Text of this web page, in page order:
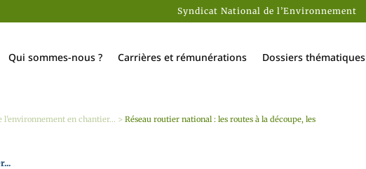
Syndicat National de l’Environnement
Qui sommes-nous ? Carrières et rémunérations Dossiers thématiques
l'environnement en chantier... > Réseau routier national : les routes à la découpe, les